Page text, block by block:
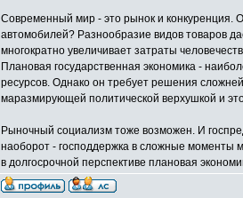
Современный мир - это рынок и конкуренция.
автомобилей? Разнообразие видов товаров
многократно увеличивает затраты
Плановая государственная экономика -
ресурсов. Однако он требует решения
маразмирующей политической верхушкой и
Рыночный социализм тоже возможен. И
наоборот - господдержка в сложные моменты
в долгосрочной перспективе плановая